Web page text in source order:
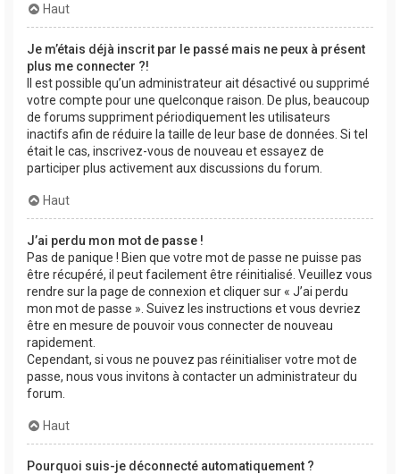
Haut
Je m’étais déjà inscrit par le passé mais ne peux à présent
plus me connecter ?!
Il est possible qu’un administrateur ait désactivé ou supprimé
votre compte pour une quelconque raison. De plus, beaucoup
de forums suppriment périodiquement les utilisateurs
inactifs afin de réduire la taille de leur base de données. Si tel
était le cas, inscrivez-vous de nouveau et essayez de
participer plus activement aux discussions du forum.
Haut
J’ai perdu mon mot de passe !
Pas de panique ! Bien que votre mot de passe ne puisse pas
être récupéré, il peut facilement être réinitialisé. Veuillez vous
rendre sur la page de connexion et cliquer sur « J’ai perdu
mon mot de passe ». Suivez les instructions et vous devriez
être en mesure de pouvoir vous connecter de nouveau
rapidement.
Cependant, si vous ne pouvez pas réinitialiser votre mot de
passe, nous vous invitons à contacter un administrateur du
forum.
Haut
Pourquoi suis-je déconnecté automatiquement ?